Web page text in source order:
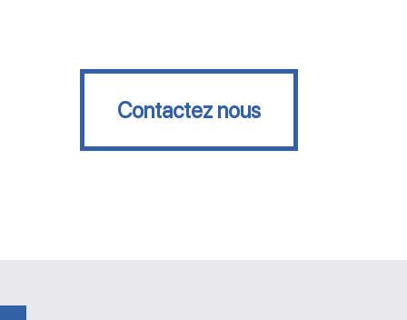
Contactez nous
Contactez nous